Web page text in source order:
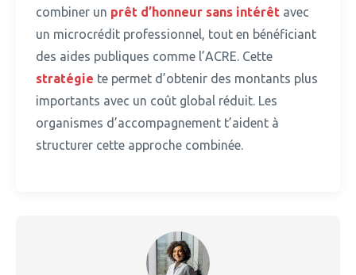
combiner un prêt d’honneur sans intérêt avec
un microcrédit professionnel, tout en bénéficiant
des aides publiques comme l’ACRE. Cette
stratégie te permet d’obtenir des montants plus
importants avec un coût global réduit. Les
organismes d’accompagnement t’aident à
structurer cette approche combinée.